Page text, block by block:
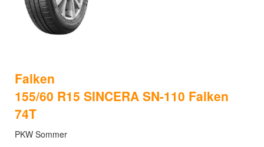
Falken
155/60 R15 SINCERA SN-110 Falken
74T
PKW Sommer